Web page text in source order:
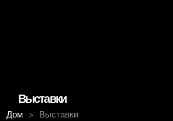
Выставки
Дом > Выставки